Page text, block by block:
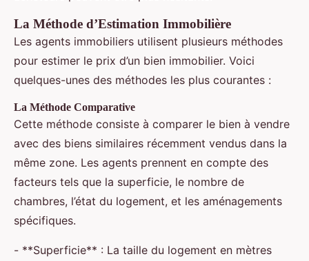
La Méthode d’Estimation Immobilière
Les agents immobiliers utilisent plusieurs méthodes
pour estimer le prix d’un bien immobilier. Voici
quelques-unes des méthodes les plus courantes :
La Méthode Comparative
Cette méthode consiste à comparer le bien à vendre
avec des biens similaires récemment vendus dans la
même zone. Les agents prennent en compte des
facteurs tels que la superficie, le nombre de
chambres, l’état du logement, et les aménagements
spécifiques.
- **Superficie** : La taille du logement en mètres